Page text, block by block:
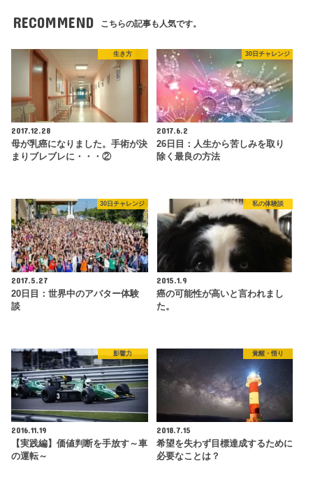
RECOMMEND こちらの記事も人気です。
生き方
2017.12.28
母が乳癌になりました。手術が決
まりブレブレに・・・②
30日チャレンジ
2017.6.2
26日目：人生から苦しみを取り
除く最良の方法
30日チャレンジ
2017.5.27
20日目：世界中のアバター体験
談
私の体験談
2015.1.9
癌の可能性が高いと言われまし
た。
影響力
2016.11.19
【実践編】価値判断を手放す～車
の運転～
覚醒・悟り
2018.7.15
希望を失わず目標達成するために
必要なことは？